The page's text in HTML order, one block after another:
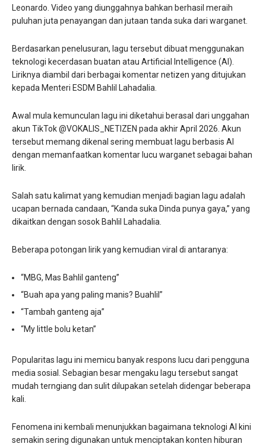
Leonardo. Video yang diunggahnya bahkan berhasil meraih
puluhan juta penayangan dan jutaan tanda suka dari warganet.
Berdasarkan penelusuran, lagu tersebut dibuat menggunakan
teknologi kecerdasan buatan atau Artificial Intelligence (AI).
Liriknya diambil dari berbagai komentar netizen yang ditujukan
kepada Menteri ESDM Bahlil Lahadalia.
Awal mula kemunculan lagu ini diketahui berasal dari unggahan
akun TikTok @VOKALIS_NETIZEN pada akhir April 2026. Akun
tersebut memang dikenal sering membuat lagu berbasis AI
dengan memanfaatkan komentar lucu warganet sebagai bahan
lirik.
Salah satu kalimat yang kemudian menjadi bagian lagu adalah
ucapan bernada candaan, “Kanda suka Dinda punya gaya,” yang
dikaitkan dengan sosok Bahlil Lahadalia.
Beberapa potongan lirik yang kemudian viral di antaranya:
“MBG, Mas Bahlil ganteng”
“Buah apa yang paling manis? Buahlil”
“Tambah ganteng aja”
“My little bolu ketan”
Popularitas lagu ini memicu banyak respons lucu dari pengguna
media sosial. Sebagian besar mengaku lagu tersebut sangat
mudah terngiang dan sulit dilupakan setelah didengar beberapa
kali.
Fenomena ini kembali menunjukkan bagaimana teknologi AI kini
semakin sering digunakan untuk menciptakan konten hiburan